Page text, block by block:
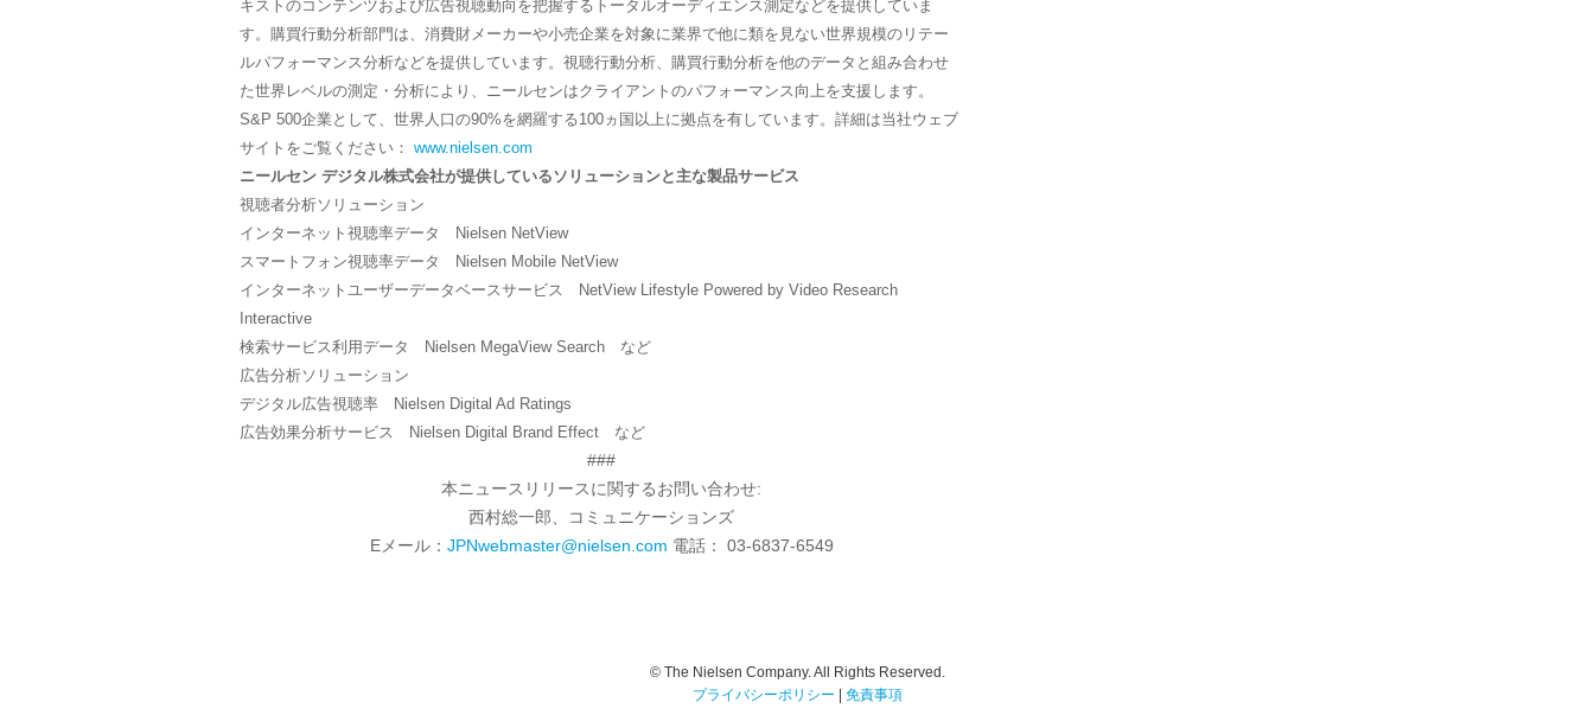
キストのコンテンツおよび広告視聴動向を把握するトータルオーディエンス測定などを提供していま
す。購買行動分析部門は、消費財メーカーや小売企業を対象に業界で他に類を見ない世界規模のリテー
ルパフォーマンス分析などを提供しています。視聴行動分析、購買行動分析を他のデータと組み合わせ
た世界レベルの測定・分析により、ニールセンはクライアントのパフォーマンス向上を支援します。
S&P 500企業として、世界人口の90%を網羅する100ヵ国以上に拠点を有しています。詳細は当社ウェブ
サイトをご覧ください： www.nielsen.com
ニールセン デジタル株式会社が提供しているソリューションと主な製品サービス
視聴者分析ソリューション
インターネット視聴率データ Nielsen NetView
スマートフォン視聴率データ Nielsen Mobile NetView
インターネットユーザーデータベースサービス NetView Lifestyle Powered by Video Research
Interactive
検索サービス利用データ Nielsen MegaView Search など
広告分析ソリューション
デジタル広告視聴率 Nielsen Digital Ad Ratings
広告効果分析サービス Nielsen Digital Brand Effect など
###
本ニュースリリースに関するお問い合わせ:
西村総一郎、コミュニケーションズ
Eメール： JPNwebmaster@nielsen.com 電話： 03-6837-6549
© The Nielsen Company. All Rights Reserved.
プライバシーポリシー
免責事項